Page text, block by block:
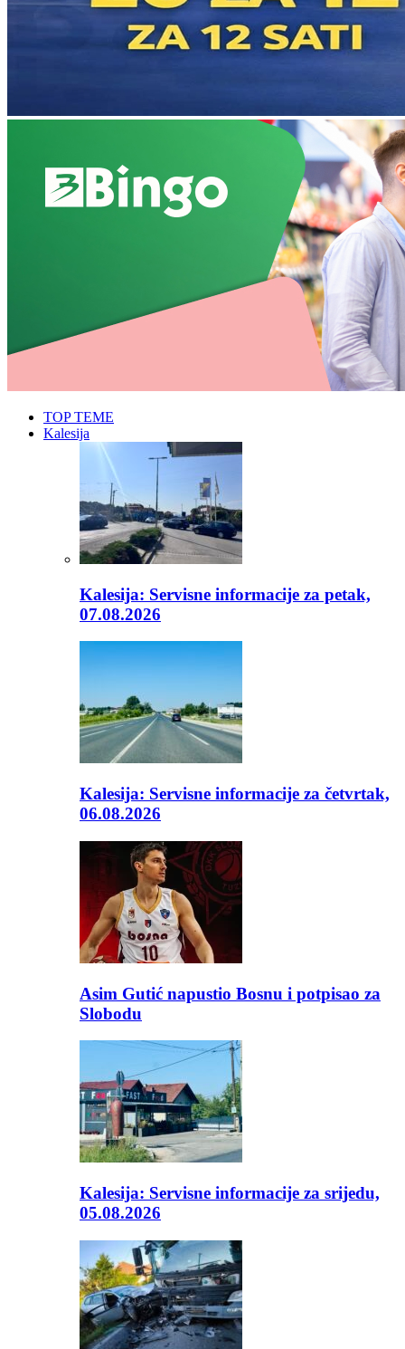
TOP TEME
Kalesija
Kalesija: Servisne informacije za petak,
07.08.2026
Kalesija: Servisne informacije za četvrtak,
06.08.2026
Asim Gutić napustio Bosnu i potpisao za
Slobodu
Kalesija: Servisne informacije za srijedu,
05.08.2026